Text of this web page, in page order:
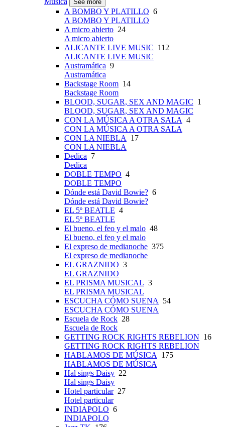
See more
A BOMBO Y PLATILLO 6
A BOMBO Y PLATILLO
A micro abierto 24
A micro abierto
ALICANTE LIVE MUSIC 112
ALICANTE LIVE MUSIC
Austramática 9
Austramática
Backstage Room 14
Backstage Room
BLOOD, SUGAR, SEX AND MAGIC 1
BLOOD, SUGAR, SEX AND MAGIC
CON LA MÚSICA A OTRA SALA 4
CON LA MÚSICA A OTRA SALA
CON LA NIEBLA
17
CON LA NIEBLA
Dedica 7
Dedica
DOBLE TEMPO 4
DOBLE TEMPO
Dónde está David Bowie? 6
Dónde está David Bowie?
EL 5º BEATLE 4
EL 5º BEATLE
El bueno, el feo y el malo 48
El bueno, el feo y el malo
El expreso de medianoche 375
El expreso de medianoche
EL GRAZNIDO 3
EL GRAZNIDO
EL PRISMA MUSICAL 3
EL PRISMA MUSICAL
ESCUCHA CÓMO SUENA
54
ESCUCHA CÓMO SUENA
Escuela de Rock 28
Escuela de Rock
GETTING ROCK RIGHTS REBELION 16
GETTING ROCK RIGHTS REBELION
HABLAMOS DE MÚSICA
175
HABLAMOS DE MÚSICA
Hal sings Daisy 22
Hal sings Daisy
Hotel particular27
Hotel particular
INDIAPOLO 6
INDIAPOLO